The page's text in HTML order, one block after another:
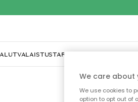
VALAISTUSTARJOILU JA KATTAUS
We care about
We use cookies to
option to opt out of